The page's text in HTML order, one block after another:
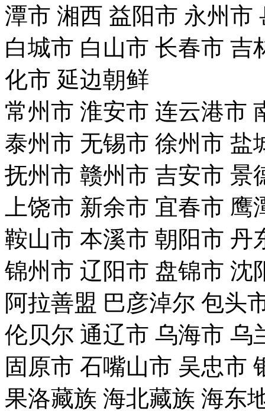
潭市 湘西 益阳市 永州市
白城市 白山市 长春市 吉
化市 延边朝鲜
常州市 淮安市 连云港市
泰州市 无锡市 徐州市 盐
抚州市 赣州市 吉安市 景
上饶市 新余市 宜春市 鹰
鞍山市 本溪市 朝阳市 丹
锦州市 辽阳市 盘锦市 沈
阿拉善盟 巴彦淖尔 包头
伦贝尔 通辽市 乌海市 乌
固原市 石嘴山市 吴忠市
果洛藏族 海北藏族 海东